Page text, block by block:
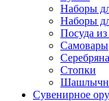
Наборы
Наборы
Посуда из
Самовары
Стопки
Сувенирное